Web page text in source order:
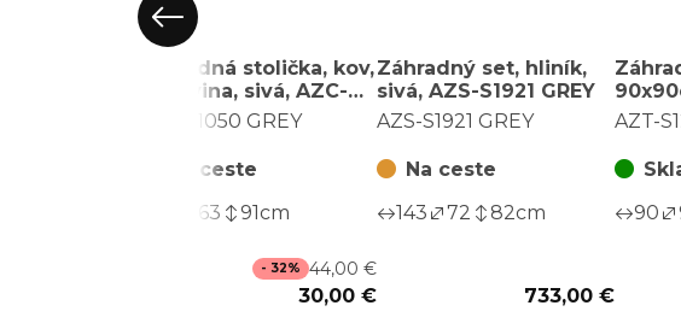
Záhradná stolička, kov,
sieťovina, sivá, AZC-
S1050 GREY
AZC-S1050 GREY
Na ceste
63 91cm
- 32% 44,00 €
30,00 €
Záhradný set, hliník,
sivá, AZS-S1921 GREY
AZS-S1921 GREY
Na ceste
143
72 82cm
733,00 €
AZT-
90